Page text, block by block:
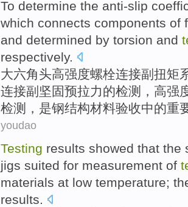
To determine the anti-slip
which connects components of
and determined by torsion and
respectively.
大六角头高强度螺栓连接副扭矩
连接副坚固预拉力的检测，高强
检测， 是钢结构材料验收中的重
youdao
Testing results showed that the
jigs suited for measurement of
materials at low temperature;
results.